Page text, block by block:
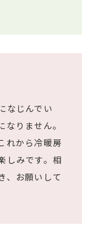
なじんでい
りません。
れから冷暖房
しみです。相
、お願いして